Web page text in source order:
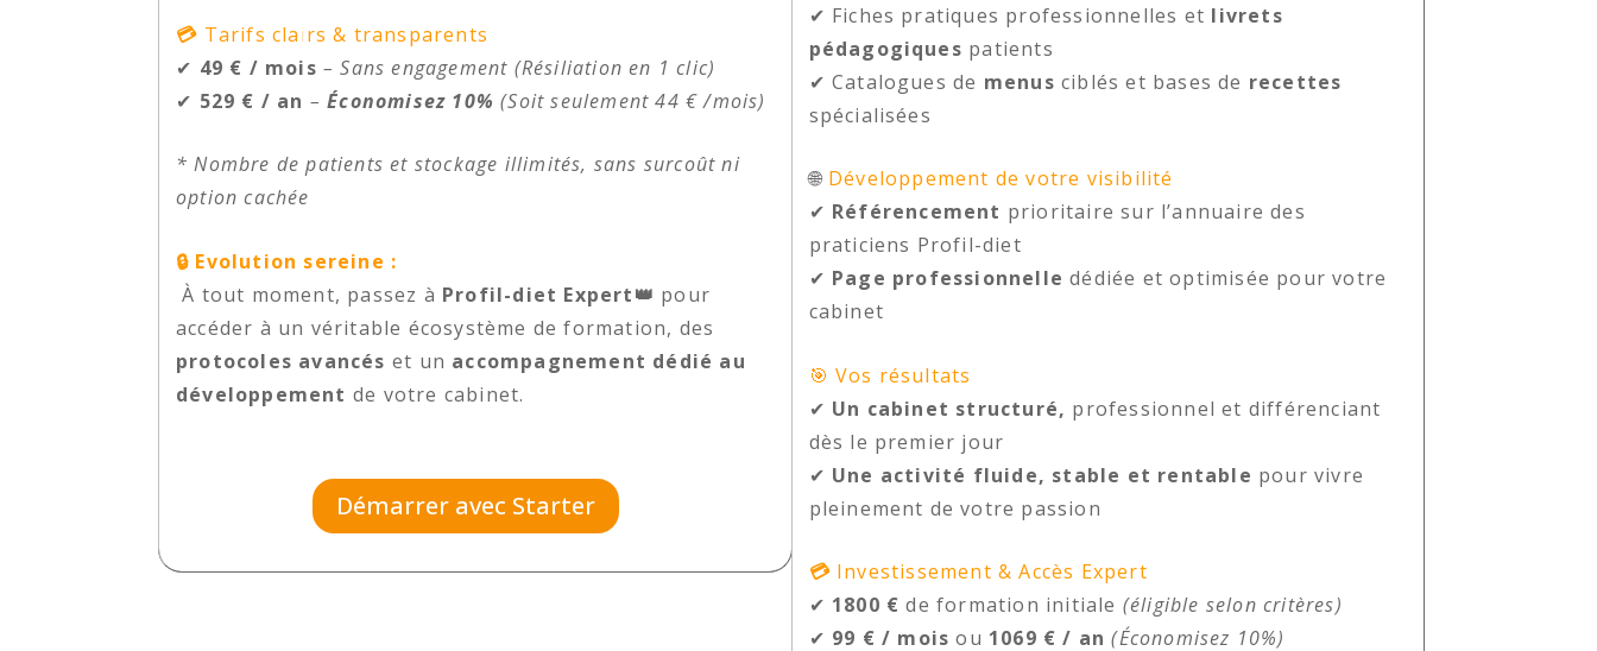
💳 Tarifs clairs & transparents
✔ 49 € / mois –Sans engagement (Résiliation en 1 clic)
✔ 529 € / an –Économisez 10% (Soit seulement 44 € /mois)
* Nombre de patients et stockage illimités, sans surcoût ni
option cachée
🔒 Evolution sereine :
À tout moment, passez à Profil-diet Expert👑 pour
accéder à un véritable écosystème de formation, des
protocoles avancés et un accompagnement dédié au
développement de votre cabinet.
Démarrer avec Starter
✔ Fiches pratiques professionnelles et livrets
pédagogiques patients
✔ Catalogues de menus ciblés et bases de recettes
spécialisées
🌐 Développement de votre visibilité
✔ Référencement prioritaire sur l’annuaire des
praticiens Profil-diet
✔ Page professionnelle dédiée et optimisée pour votre
cabinet
🎯 Vos résultats
✔ Un cabinet structuré, professionnel et différenciant
dès le premier jour
✔ Une activité fluide, stable et rentable pour vivre
pleinement de votre passion
💳 Investissement & Accès Expert
✔ 1800 € de formation initiale (éligible selon critères)
✔ 99 € / mois ou 1069 € / an (Économisez 10%)